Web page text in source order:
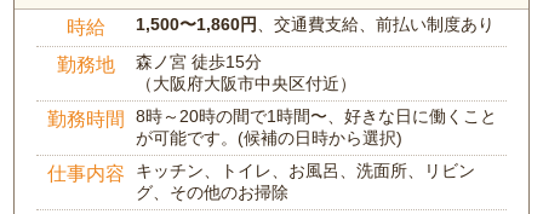
時給 1,500〜1,860円、交通費支給、前払い制度あり
勤務地
森ノ宮 徒歩15分
（大阪府大阪市中央区付近）
勤務時間
8時～20時の間で1時間〜、好きな日に働くこと
が可能です。(候補の日時から選択)
仕事内容
キッチン、トイレ、お風呂、洗面所、リビン
グ、その他のお掃除